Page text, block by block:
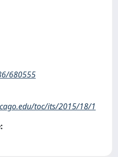
680555
toc/its/2015/18/1